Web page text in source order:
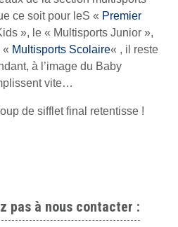
ce soit pour leS « Premier
», le « Multisports Junior »,
« Multisports Scolaire« , il reste
à l’image du Baby
vite…
de sifflet final retentisse !
pas à nous contacter :